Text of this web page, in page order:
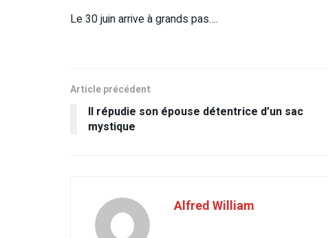
Le 30 juin arrive à grands pas….
Article précédent
Il répudie son épouse détentrice d’un sac
mystique
Alfred William